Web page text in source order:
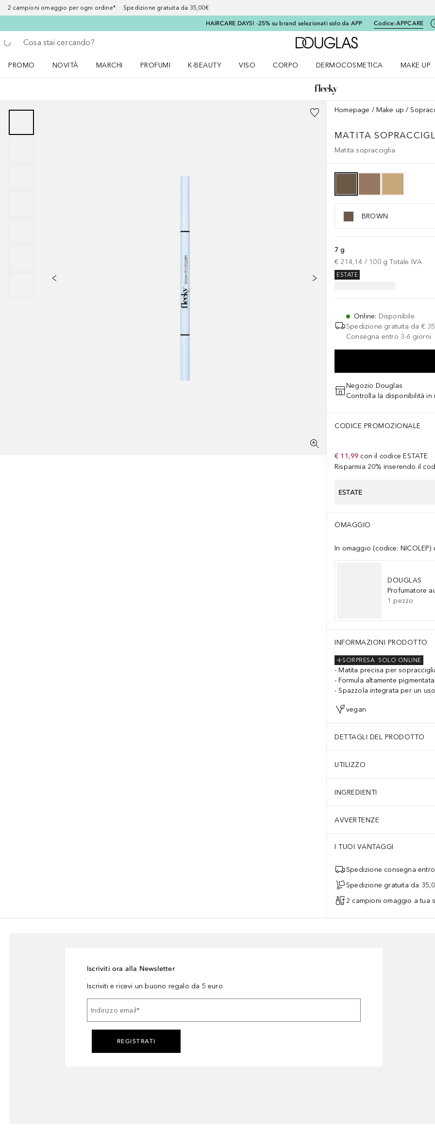
2 campioni omaggio per ogni ordine* Spedizione gratuita da 35,00€
HAIRCARE DAYS! -25% su brand selezionati solo da APP Codice:APPCARE
Torna indietro
Esegui ricerca
A Douglas Home
PROMO
NOVITÀ
MARCHI
PROFUMI
K-BEAUTY
VISO
CORPO
DERMOCOSMETICA
MAKE UP
Homepage Make up
MATITA
Matita sopracciglia
BROWN
7 g
€ 214,14 / 100 g Totale IVA
ESTATE
Online: Disponibile
Spedizione gratuita da €
Consegna entro 3-6 giorni
Negozio Douglas
Controlla la disponibilità in
CODICE PROMOZIONALE
€ 11,99 con il codice ESTATE
Risparmia 20% inserendo il
ESTATE
OMAGGIO
In omaggio (codice:
DOUGLAS
Profumatore
1 pezzo
INFORMAZIONI PRODOTTO
SOLO ONLINE
SORPRESA
Matita precisa per
Formula altamente
Spazzola integrata per un
vegan
DETTAGLI DEL PRODOTTO
UTILIZZO
INGREDIENTI
AVVERTENZE
I TUOI VANTAGGI
Spedizione consegna
Spedizione gratuita da
2 campioni omaggio a tua
Iscriviti ora alla Newsletter
Iscriviti e ricevi un buono regalo da 5 euro
Indirizzo email *
REGISTRATI